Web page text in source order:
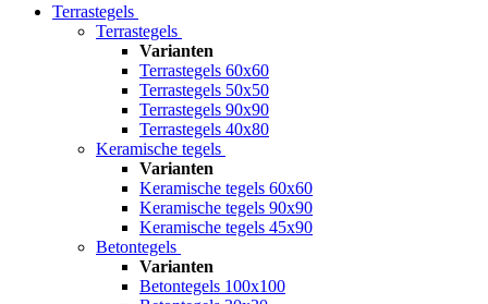
Terrastegels
Terrastegels
Varianten
Terrastegels 60x60
Terrastegels 50x50
Terrastegels 90x90
Terrastegels 40x80
Keramische tegels
Varianten
Keramische tegels 60x60
Keramische tegels 90x90
Keramische tegels 45x90
Betontegels
Varianten
Betontegels 100x100